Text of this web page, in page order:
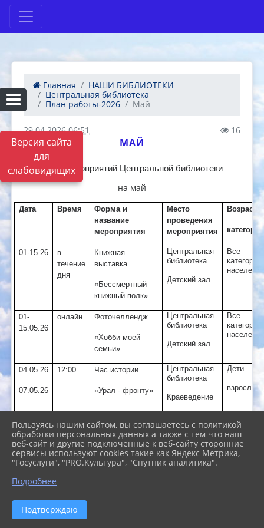
Версия сайта
для
слабовидящих
Главная
НАШИ БИБЛИОТЕКИ
Центральная библиотека
План работы-2026
Май
29.04.2026 06:51 16
МАЙ
План мероприятий Центральной библиотеки
на май
Дата Время
Форма и
название
мероприятия
Место
проведения
мероприятия
01-15.26
в
течение
дня
Книжная
выставка
«Бессмертный
книжный полк»
Центральная
библиотека
Детский зал
Все
категории
01-
15.05.26
онлайн Фоточеллендж
«Хобби моей
семьи»
Центральная
библиотека
Детский зал
Все
категории
04.05.26
07.05.26
12:00 Час истории
«Урал - фронту»
Центральная
библиотека
Краеведение
Дети
взрослые
час
«День знамени
Победы»
библиотека
Взрослый зал
06.05.26
Пользуясь нашим сайтом, вы соглашаетесь с политикой
обработки персональных данных а также с тем что наш
веб-сайт и другие подключенные к веб-сайту сторонние
сервисы используют cookies такие как Яндекс Метрика,
"Госуслуги", "PRO.Культура", "Спутник аналитика".
Подробнее
Подтверждаю